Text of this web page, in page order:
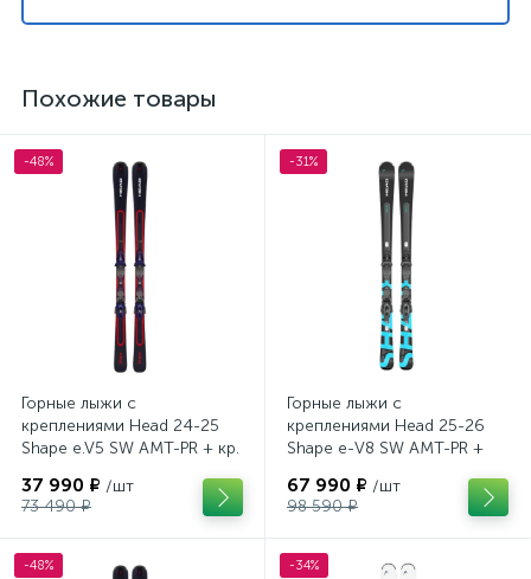
Похожие товары
-48%
Горные лыжи с
креплениями Head 24-25
Shape e.V5 SW AMT-PR + кр.
37 990 ₽ /шт
73 490 ₽
-31%
Горные лыжи с
креплениями Head 25-26
Shape e-V8 SW AMT-PR +
67 990 ₽ /шт
98 590 ₽
-48% -34%